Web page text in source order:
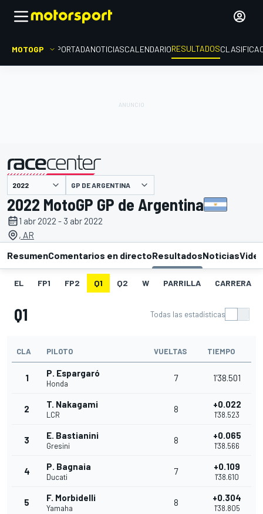
MOTOGP PORTADANOTICIASCALENDARIORESULTADOS
presentado por GP DE ARGENTINA
2022 MotoGP GP de Argentina
1 abr 2022 - 3 abr 2022
, AR
ResumenComentarios en directoResultadosNoticias
EL FP1 FP2 Q1 Q2 W PARRILLA CARRERA
Q1 Todas las estadísticas
CLA PILOTO VUELTAS TIEMPO
1 P. Espargaró
Honda
7 1'38.501
2 T. Nakagami
LCR
8 +0.022
1'38.523
3 E. Bastianini
Gresini
8 +0.065
1'38.566
4 P. Bagnaia
Ducati
7 +0.109
1'38.610
5 F. Morbidelli
Yamaha
8 +0.304
1'38.805